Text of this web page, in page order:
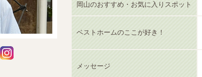
岡山のおすすめ・お気に入りスポット
ベストホームのここが好き！
メッセージ